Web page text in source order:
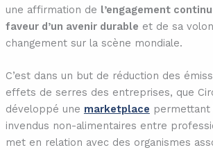
une affirmation de l’engagement continu
faveur d’un avenir durable et de sa
changement sur la scène mondiale.
C’est dans un but de réduction des
effets de serres des entreprises, que
développé une marketplace permettant
invendus non-alimentaires entre
met en relation avec des organismes